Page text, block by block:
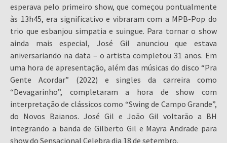
esperava pelo primeiro show, que começou pontualmente
às 13h45, era significativo e vibraram com a MPB-Pop do
trio que esbanjou simpatia e suingue. Para tornar o show
ainda mais especial, José Gil anunciou que estava
aniversariando na data – o artista completou 31 anos. Em
uma hora de apresentação, além das músicas do disco “Pra
Gente Acordar” (2022) e singles da carreira como
“Devagarinho”, completaram a hora de show com
interpretação de clássicos como “Swing de Campo Grande”,
do Novos Baianos. José Gil e João Gil voltarão a BH
integrando a banda de Gilberto Gil e Mayra Andrade para
show do Sensacional Celebra dia 18 de setembro.